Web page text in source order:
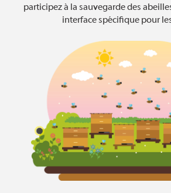
participez à la sauvegarde des
interface spécifique pour